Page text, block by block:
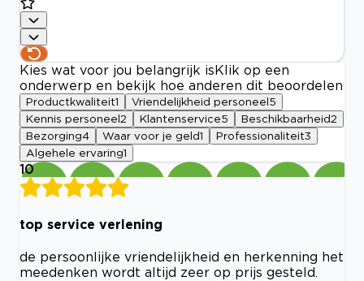
Kies wat voor jou belangrijk is Klik op een
onderwerp en bekijk hoe anderen dit beoordelen
Productkwaliteit1 Vriendelijkheid personeel 5
Kennis personeel 2 Klantenservice5 Beschikbaarheid2
Bezorging4 Waar voor je geld1 Professionaliteit3
Algehele ervaring1
10
top service verlening
de persoonlijke vriendelijkheid en herkenning het
meedenken wordt altijd zeer op prijs gesteld.